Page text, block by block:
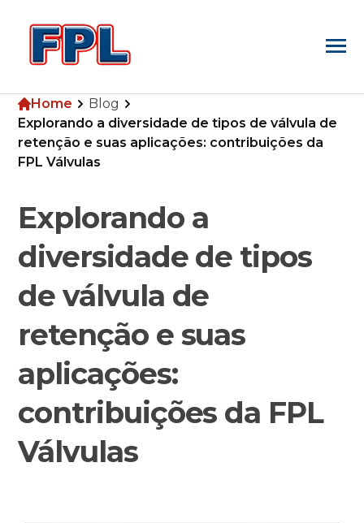
Home
Blog
Contato
Home
Blog
Explorando a diversidade de tipos de válvula de
retenção e suas aplicações: contribuições da
FPL Válvulas
Explorando a
diversidade de tipos
de válvula de
retenção e suas
aplicações:
contribuições da FPL
Válvulas